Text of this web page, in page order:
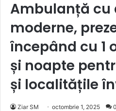
Ambulanță cu
moderne,
începând cu 1
și noapte
și localitățile
Ziar SM octombrie 1, 2025 0